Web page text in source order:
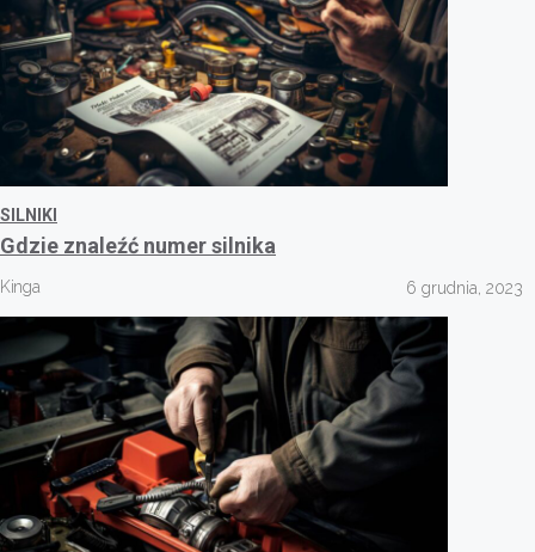
SILNIKI
Gdzie znaleźć numer silnika
Kinga 6 grudnia, 2023